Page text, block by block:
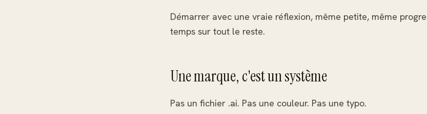
Démarrer avec une vraie réflexion, même petite, même
temps sur tout le reste.
Une marque, c'est un système
Pas un fichier .ai. Pas une couleur. Pas une typo.